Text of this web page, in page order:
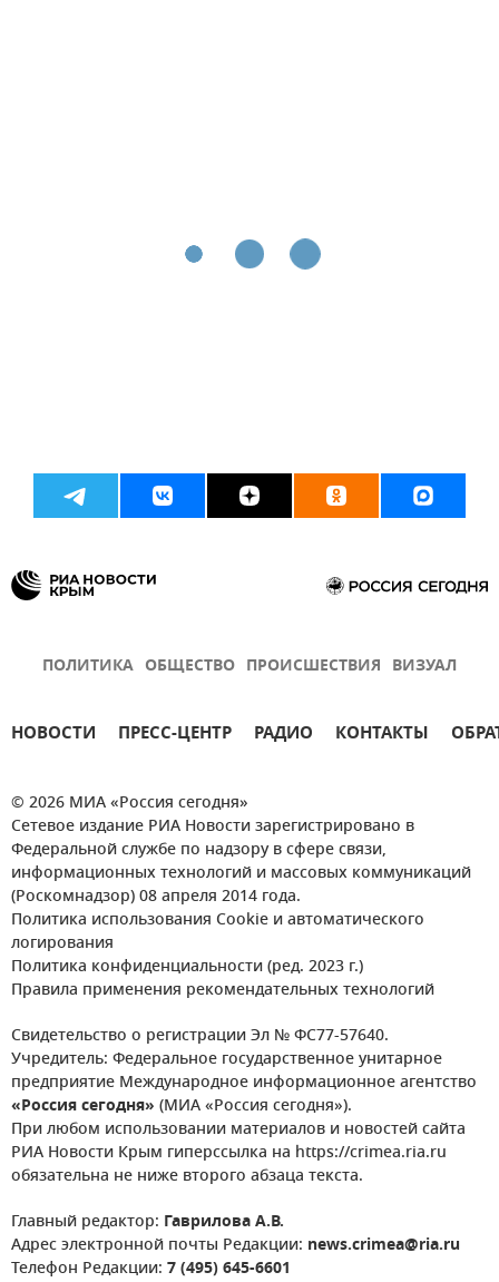
ПОЛИТИКА ОБЩЕСТВО ПРОИСШЕСТВИЯ ВИЗУАЛ
НОВОСТИ ПРЕСС-ЦЕНТР РАДИО КОНТАКТЫ
© 2026 МИА «Россия сегодня»
Сетевое издание РИА Новости зарегистрировано в
Федеральной службе по надзору в сфере связи,
информационных технологий и массовых коммуникаций
(Роскомнадзор) 08 апреля 2014 года.
Политика использования Cookie и автоматического
логирования
Политика конфиденциальности (ред. 2023 г.)
Правила применения рекомендательных технологий
Свидетельство о регистрации Эл № ФС77-57640.
Учредитель: Федеральное государственное унитарное
предприятие Международное информационное агентство
«Россия сегодня» (МИА «Россия сегодня»).
При любом использовании материалов и новостей сайта
РИА Новости Крым гиперссылка на https://crimea.ria.ru
обязательна не ниже второго абзаца текста.
Главный редактор: Гаврилова А.В.
Адрес электронной почты Редакции: news.crimea@ria.ru
Телефон Редакции: 7 (495) 645-6601